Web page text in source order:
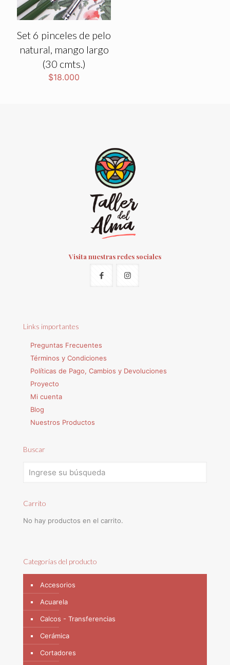
Set 6 pinceles de pelo
natural, mango largo
(30 cmts.)
$18.000
Visita nuestras redes sociales
Links importantes
Preguntas Frecuentes
Términos y Condiciones
Políticas de Pago, Cambios y Devoluciones
Proyecto
Mi cuenta
Blog
Nuestros Productos
Buscar
Carrito
No hay productos en el carrito.
Categorías del producto
Accesorios
Acuarela
Calcos - Transferencias
Cerámica
Cortadores